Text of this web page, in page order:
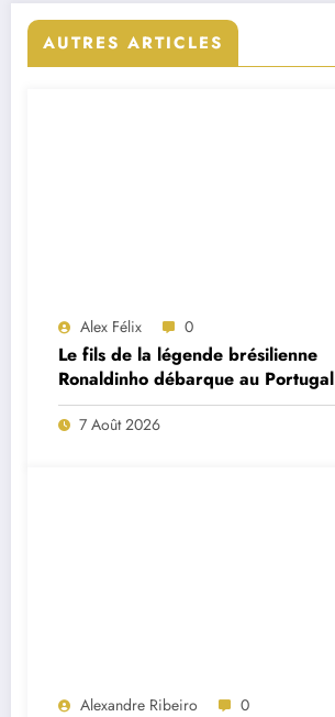
AUTRES ARTICLES
Alex Félix 0
Le fils de la légende brésilienne
Ronaldinho débarque au Portugal
7 Août 2026
Alexandre Ribeiro 0